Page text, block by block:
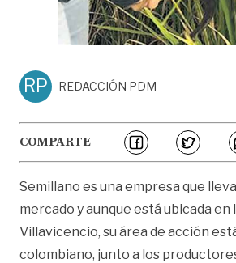
RP REDACCIÓN PDM
COMPARTE
Semillano es una empresa que
mercado y aunque está ubicada en
Villavicencio, su área de acción
colombiano, junto a los